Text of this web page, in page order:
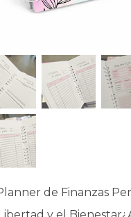
de Finanzas